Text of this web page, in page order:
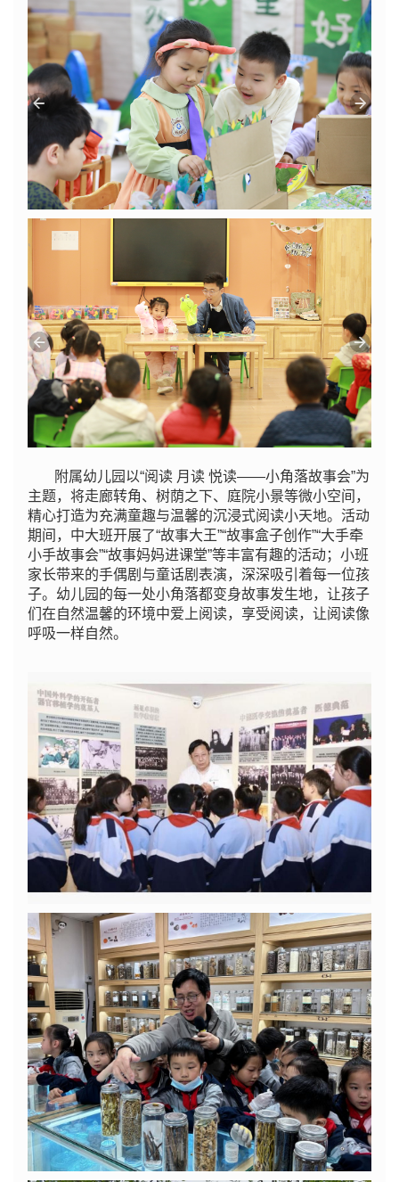
附属幼儿园以“阅读 月读 悦读——小角落故事会”为
主题，将走廊转角、树荫之下、庭院小景等微小空间，
精心打造为充满童趣与温馨的沉浸式阅读小天地。活动
期间，中大班开展了“故事大王”“故事盒子创作”“大手牵
小手故事会”“故事妈妈进课堂”等丰富有趣的活动；小班
家长带来的手偶剧与童话剧表演，深深吸引着每一位孩
子。幼儿园的每一处小角落都变身故事发生地，让孩子
们在自然温馨的环境中爱上阅读，享受阅读，让阅读像
呼吸一样自然。